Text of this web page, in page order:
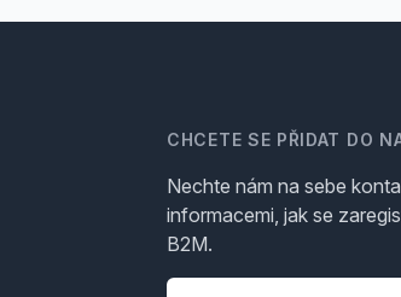
CHCETE SE PŘIDAT DO
Nechte nám na sebe
informacemi, jak se
B2M.
Telefon